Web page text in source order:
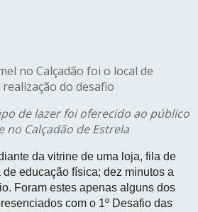
no Calçadão foi o local de
do desafio
de lazer foi oferecido ao público
no Calçadão de Estrela
da vitrine de uma loja, fila de
educação física; dez minutos a
Foram estes apenas alguns dos
com o 1º Desafio das